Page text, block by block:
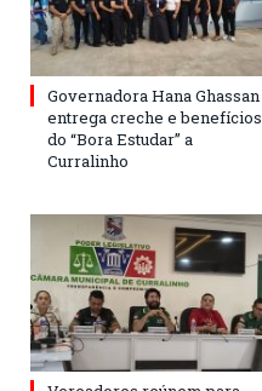
Governadora Hana Ghassan
entrega creche e benefícios
do “Bora Estudar” a
Curralinho